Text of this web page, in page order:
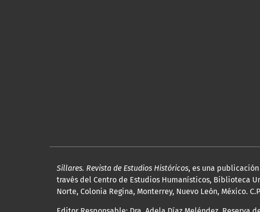
Sillares. Revista de Estudios Históricos, es una
través del Centro de Estudios Humanísticos, Biblioteca
Norte, Colonia Regina, Monterrey, Nuevo León, México.